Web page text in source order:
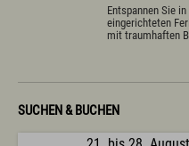
Suchen & Buchen
Camping & Wohnmobile
Familienferien Allgäuhaus
Entspannen Sie
eingerichteten
mit traumhaften
SUCHEN & BUCHEN